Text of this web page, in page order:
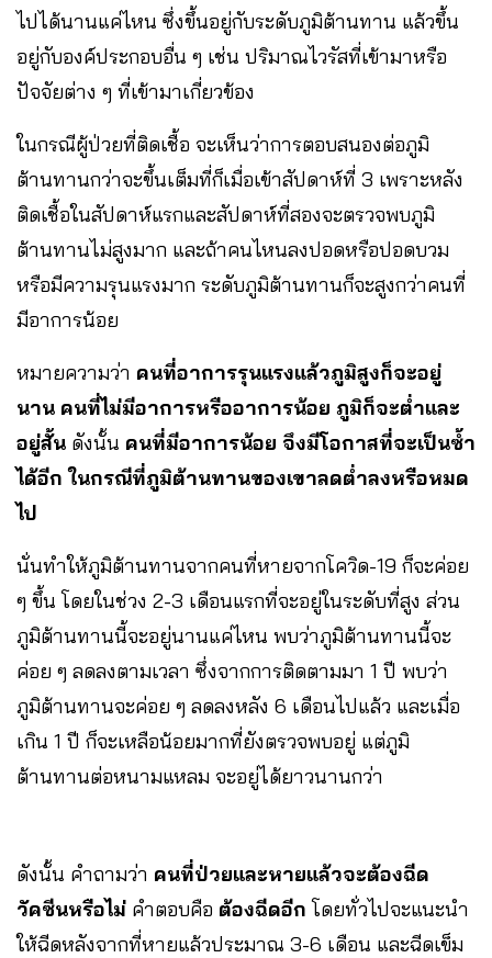
ไปได้นานแค่ไหน ซึ่งขึ้นอยู่กับระดับภูมิต้านทาน แล้วขึ้น
อยู่กับองค์ประกอบอื่น ๆ เช่น ปริมาณไวรัสที่เข้ามาหรือ
ปัจจัยต่าง ๆ ที่เข้ามาเกี่ยวข้อง
ในกรณีผู้ป่วยที่ติดเชื้อ จะเห็นว่าการตอบสนองต่อภูมิ
ต้านทานกว่าจะขึ้นเต็มที่ก็เมื่อเข้าสัปดาห์ที่ 3 เพราะหลัง
ติดเชื้อในสัปดาห์แรกและสัปดาห์ที่สองจะตรวจพบภูมิ
ต้านทานไม่สูงมาก และถ้าคนไหนลงปอดหรือปอดบวม
หรือมีความรุนแรงมาก ระดับภูมิต้านทานก็จะสูงกว่าคนที่
มีอาการน้อย
หมายความว่า คนที่อาการรุนแรงแล้วภูมิสูงก็จะอยู่
นาน คนที่ไม่มีอาการหรืออาการน้อย ภูมิก็จะต่ำและ
อยู่สั้น ดังนั้น คนที่มีอาการน้อย จึงมีโอกาสที่จะเป็นซ้ำ
ได้อีก ในกรณีที่ภูมิต้านทานของเขาลดต่ำลงหรือหมด
ไป
นั่นทำให้ภูมิต้านทานจากคนที่หายจากโควิด-19 ก็จะค่อย
ๆ ขึ้น โดยในช่วง 2-3 เดือนแรกที่จะอยู่ในระดับที่สูง ส่วน
ภูมิต้านทานนี้จะอยู่นานแค่ไหน พบว่าภูมิต้านทานนี้จะ
ค่อย ๆ ลดลงตามเวลา ซึ่งจากการติดตามมา 1 ปี พบว่า
ภูมิต้านทานจะค่อย ๆ ลดลงหลัง 6 เดือนไปแล้ว และเมื่อ
เกิน 1 ปี ก็จะเหลือน้อยมากที่ยังตรวจพบอยู่ แต่ภูมิ
ต้านทานต่อหนามแหลม จะอยู่ได้ยาวนานกว่า
ดังนั้น คำถามว่า คนที่ป่วยและหายแล้วจะต้องฉีด
วัคซีนหรือไม่ คำตอบคือ ต้องฉีดอีก โดยทั่วไปจะแนะนำ
ให้ฉีดหลังจากที่หายแล้วประมาณ 3-6 เดือน และฉีดเข็ม